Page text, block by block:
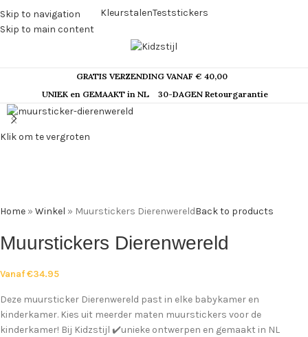
Skip to navigation
Skip to main content
KleurstalenTeststickers
GRATIS VERZENDING VANAF € 40,00
UNIEK en GEMAAKT in NL
30-DAGEN Retourgarantie
Klik om te vergroten
Home » Winkel » Muurstickers DierenwereldBack to products
Muurstickers Dierenwereld
Vanaf€34.95
Deze muursticker Dierenwereld past in elke babykamer en
kinderkamer. Kies uit meerder maten muurstickers voor de
kinderkamer! Bij Kidzstijl ✔️unieke ontwerpen en gemaakt in NL